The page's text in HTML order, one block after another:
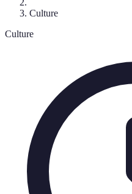
Culture
Culture